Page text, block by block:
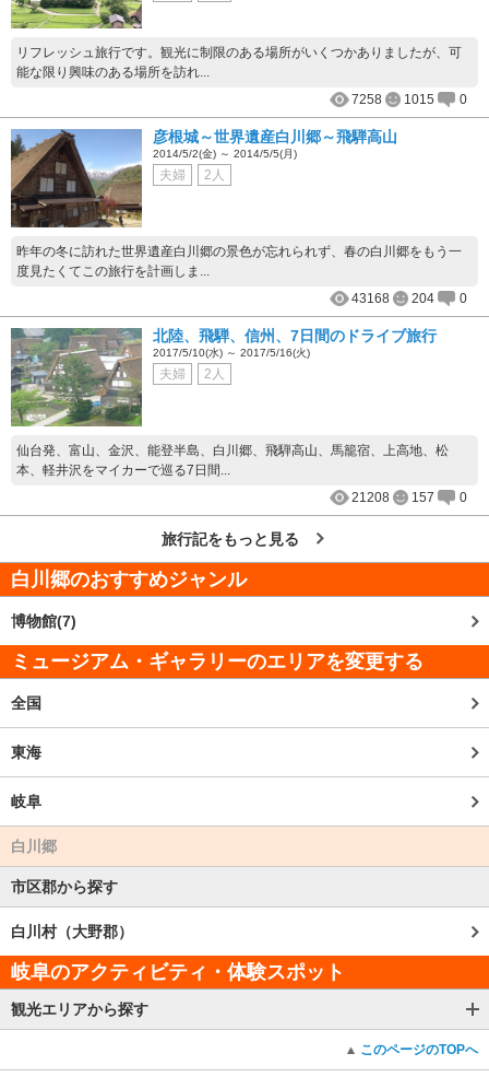
リフレッシュ旅行です。観光に制限のある場所がいくつかありましたが、可
能な限り興味のある場所を訪れ...
7258
1015 0
彦根城～世界遺産白川郷～飛騨高山
2014/5/2(金) ～ 2014/5/5(月)
夫婦 2人
昨年の冬に訪れた世界遺産白川郷の景色が忘れられず、春の白川郷をもう一
度見たくてこの旅行を計画しま...
43168
204 0
北陸、飛騨、信州、7日間のドライブ旅行
2017/5/10(水) ～ 2017/5/16(火)
夫婦 2人
仙台発、富山、金沢、能登半島、白川郷、飛騨高山、馬籠宿、上高地、松
本、軽井沢をマイカーで巡る7日間...
21208
157 0
旅行記をもっと見る
白川郷のおすすめジャンル
博物館(7)
ミュージアム・ギャラリーのエリアを変更する
全国
東海
岐阜
白川郷
市区郡から探す
白川村（大野郡）
岐阜のアクティビティ・体験スポット
観光エリアから探す
このページのTOPへ